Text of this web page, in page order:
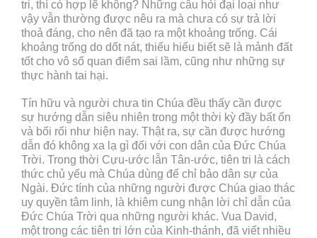
tri, thì có hợp lẽ không? Những câu hỏi đại loại như
vậy vẫn thường được nêu ra mà chưa có sự trả lời
thoả đáng, cho nên đã tạo ra một khoảng trống. Cái
khoảng trống do dốt nát, thiếu hiểu biết sẽ là mảnh đất
tốt cho vô số quan điểm sai lầm, cũng như những sự
thực hành tai hại.
Tín hữu và người chưa tin Chúa đều thấy cần được
sự hướng dẫn siêu nhiên trong một thời kỳ đầy bất ổn
và bối rối như hiện nay. Thật ra, sự cần được hướng
dẫn đó không xa lạ gì đối với con dân của Đức Chúa
Trời. Trong thời Cựu-ước lẫn Tân-ước, tiên tri là cách
thức chủ yếu mà Chúa dùng để chỉ bảo dân sự của
Ngài. Đức tính của những người được Chúa giao thác
uy quyền tâm linh, là khiêm cung nhận lời chỉ dẫn của
Đức Chúa Trời qua những người khác. Vua David,
một trong các tiên tri lớn của Kinh-thánh, đã viết nhiều